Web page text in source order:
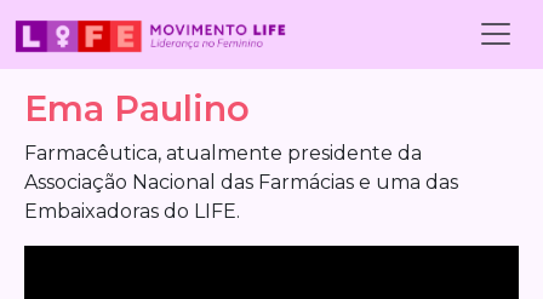
Ema Paulino
Farmacêutica, atualmente presidente da
Associação Nacional das Farmácias e uma das
Embaixadoras do LIFE.